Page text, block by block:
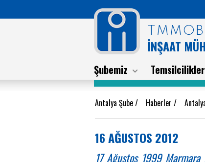
TMMOB
İNŞAAT
Şubemiz Temsilcilikler
Antalya Şube/ Haberler /
16 AĞUSTOS 2012
17 Ağustos 1999